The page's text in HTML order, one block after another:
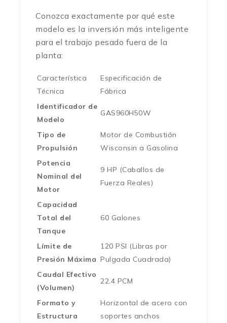
Conozca exactamente por qué este
modelo es la inversión más inteligente
para el trabajo pesado fuera de la
planta:
Característica
Técnica
Especificación de
Fábrica
Identificador de
Modelo
GAS960H50W
Tipo de
Propulsión
Motor de Combustión
Wisconsin a Gasolina
Potencia
Nominal del
Motor
9 HP (Caballos de
Fuerza Reales)
Capacidad
Total del
Tanque
60 Galones
Límite de
Presión Máxima
120 PSI (Libras por
Pulgada Cuadrada)
Caudal Efectivo
(Volumen)
22.4 PCM
Formato y
Estructura
Horizontal de acero con
soportes anchos